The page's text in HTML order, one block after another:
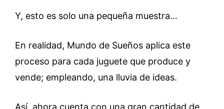
Y, esto es solo una pequeña muestra…
En realidad, Mundo de Sueños aplica este
proceso para cada juguete que produce y
vende; empleando, una lluvia de ideas.
Así, ahora cuenta con una gran cantidad de